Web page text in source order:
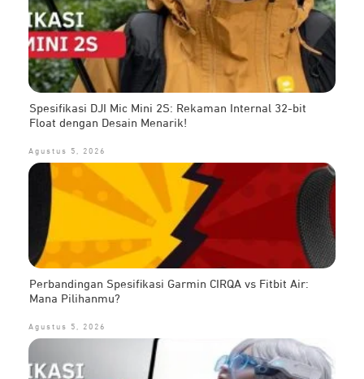
Spesifikasi DJI Mic Mini 2S: Rekaman Internal 32-bit
Float dengan Desain Menarik!
Agustus 5, 2026
Perbandingan Spesifikasi Garmin CIRQA vs Fitbit Air:
Mana Pilihanmu?
Agustus 5, 2026